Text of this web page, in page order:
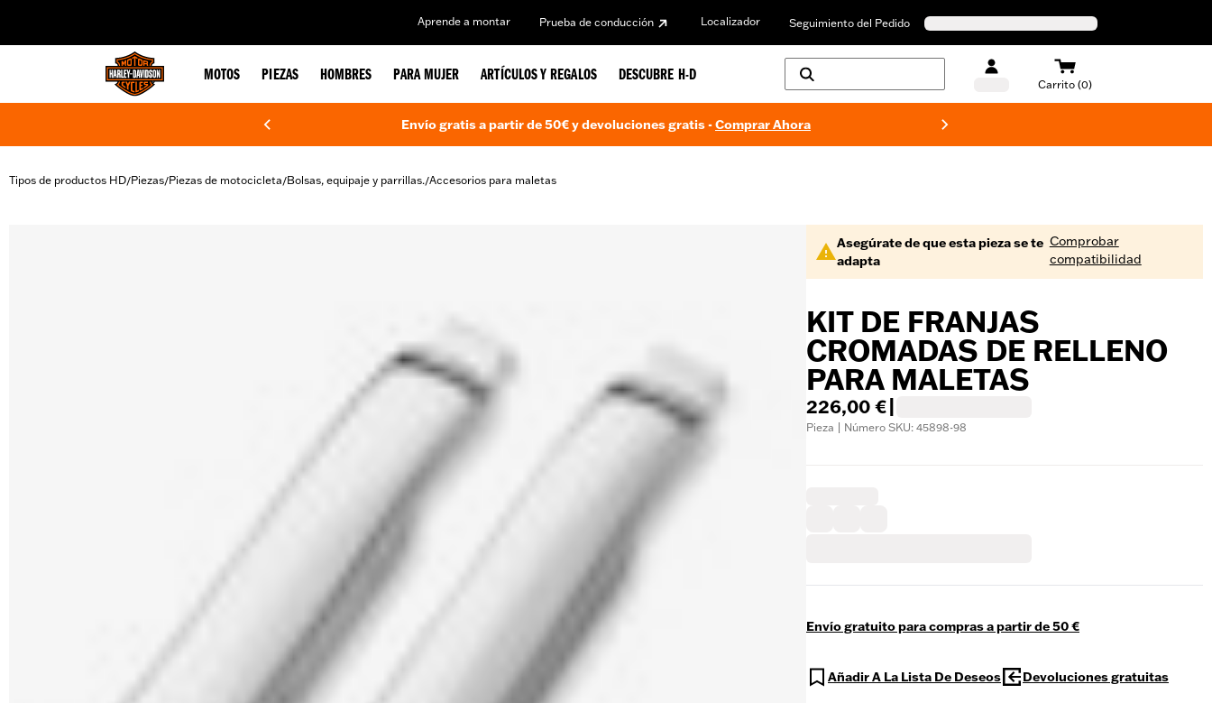
Aprende a montar Prueba de conducción Localizador Seguimiento del Pedido
MOTOS PIEZAS HOMBRES PARA MUJER ARTÍCULOS Y REGALOS DESCUBRE H-D
Carrito (0)
Envío gratis a partir de 50€ y devoluciones gratis -Comprar Ahora
Tipos de productos HD/Piezas/Piezas de motocicleta/Bolsas, equipaje y parrillas./Accesorios para maletas
Asegúrate de que esta pieza se te
adapta
Comprobar
compatibilidad
KIT DE FRANJAS
CROMADAS DE RELLENO
PARA MALETAS
226,00 €
Pieza | Número SKU: 45898-98
Envío gratuito para compras a partir de 50 €
Añadir A La Lista De Deseos Devoluciones gratuitas